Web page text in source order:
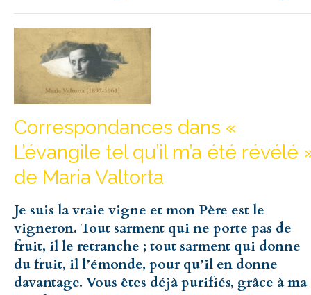
Correspondances dans «
L’évangile tel qu’il m’a été révélé
de Maria Valtorta
Je suis la vraie vigne et mon Père est le
vigneron. Tout sarment qui ne porte pas de
fruit, il le retranche ; tout sarment qui donne
du fruit, il l’émonde, pour qu’il en donne
davantage. Vous êtes déjà purifiés, grâce à ma